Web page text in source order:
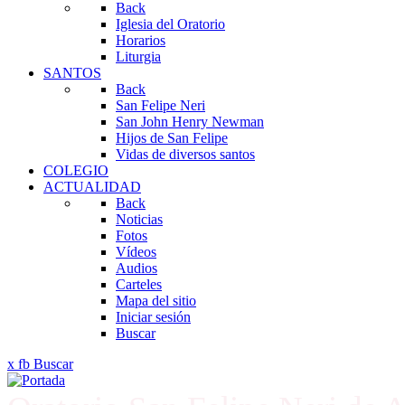
Back
Iglesia del Oratorio
Horarios
Liturgia
SANTOS
Back
San Felipe Neri
San John Henry Newman
Hijos de San Felipe
Vidas de diversos santos
COLEGIO
ACTUALIDAD
Back
Noticias
Fotos
Vídeos
Audios
Carteles
Mapa del sitio
Iniciar sesión
Buscar
x fb Buscar